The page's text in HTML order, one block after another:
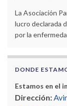
La Asociación
lucro declarada
por la
DONDE
Estamos en el
Dirección: